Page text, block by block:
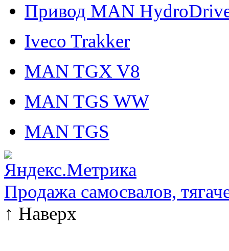
Привод MAN
Iveco Trakker
MAN TGX V8
MAN TGS WW
MAN TGS
Продажа самосвалов,
↑ Наверх